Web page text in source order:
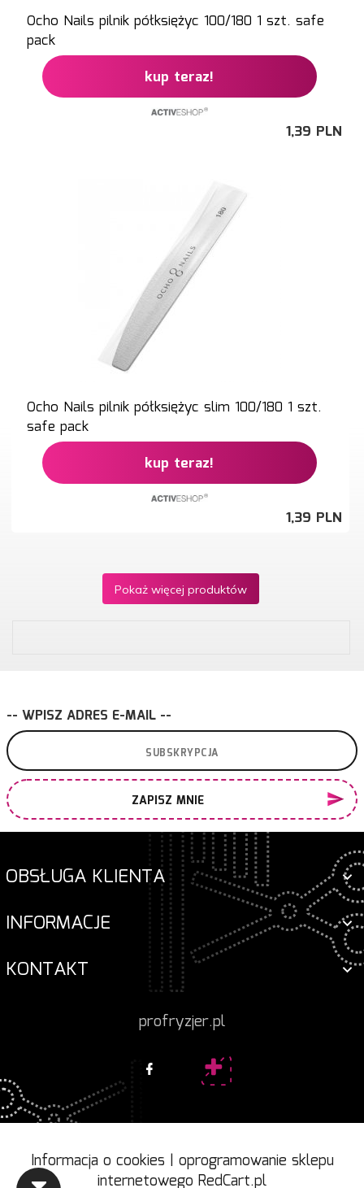
Ocho Nails pilnik półksiężyc 100/180 1 szt. safe
pack
kup teraz!
1,39 PLN
Ocho Nails pilnik półksiężyc slim 100/180 1 szt.
safe pack
kup teraz!
1,39 PLN
Pokaż więcej produktów
-- WPISZ ADRES E-MAIL --
ZAPISZ MNIE
OBSŁUGA KLIENTA
INFORMACJE
KONTAKT
profryzjer.pl
Informacja o cookies | oprogramowanie sklepu
internetowego RedCart.pl